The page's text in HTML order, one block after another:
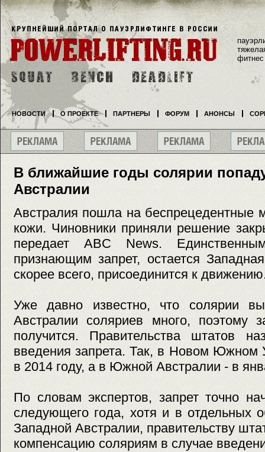
В ближайшие годы солярии
Австралии
Австралия пошла на беспрецедентные
кожи. Чиновники приняли решение
передает ABC News.
признающим запрет, остается
скорее всего, присоединится к
Уже давно известно, что солярии
Австралии соляриев много, поэтому
получится. Правительства штатов
введения запрета. Так, в Новом Южном
в 2014 году, а в Южной Австралии - в
По словам экспертов, запрет точно
следующего года, хотя и в отдельных
Западной Австралии, правительству
компенсацию соляриям в случае
фитнес
НОВОСТИ О ПРОЕКТЕ ПАРТНЕРЫ ФОРУМ АНОНСЫ